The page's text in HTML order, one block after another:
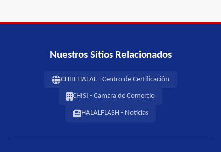
Nuestros Sitios Relacionados
CHILEHALAL - Centro de Certificación
CHISI - Camara de Comercio
HALALFLASH - Noticias